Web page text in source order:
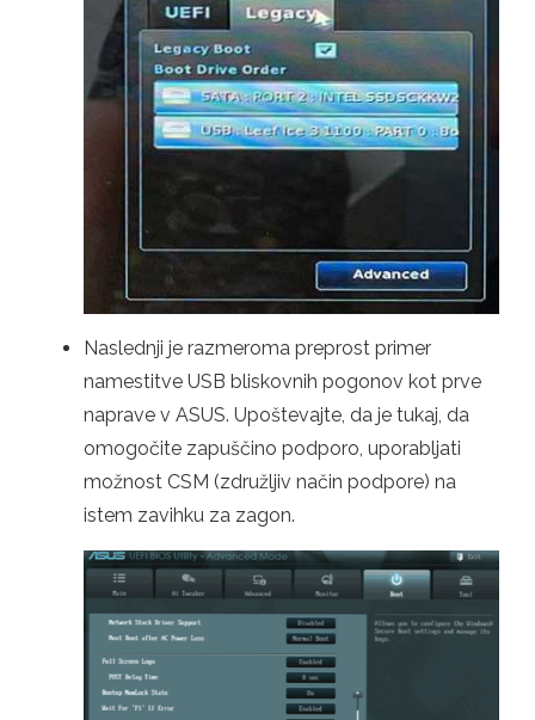
Naslednji je razmeroma preprost primer
namestitve USB bliskovnih pogonov kot prve
naprave v ASUS. Upoštevajte, da je tukaj, da
omogočite zapuščino podporo, uporabljati
možnost CSM (združljiv način podpore) na
istem zavihku za zagon.